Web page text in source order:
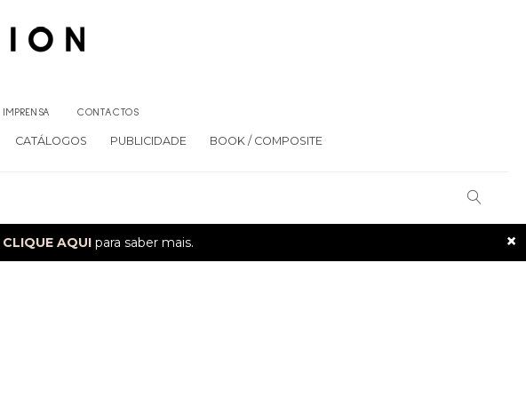
IMPRENSA CONTACTOS
CATÁLOGOS PUBLICIDADE BOOK / COMPOSITE
×
CLIQUE AQUIpara saber mais.